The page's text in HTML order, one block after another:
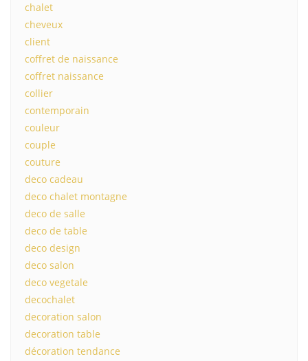
chalet
cheveux
client
coffret de naissance
coffret naissance
collier
contemporain
couleur
couple
couture
deco cadeau
deco chalet montagne
deco de salle
deco de table
deco design
deco salon
deco vegetale
decochalet
decoration salon
decoration table
décoration tendance